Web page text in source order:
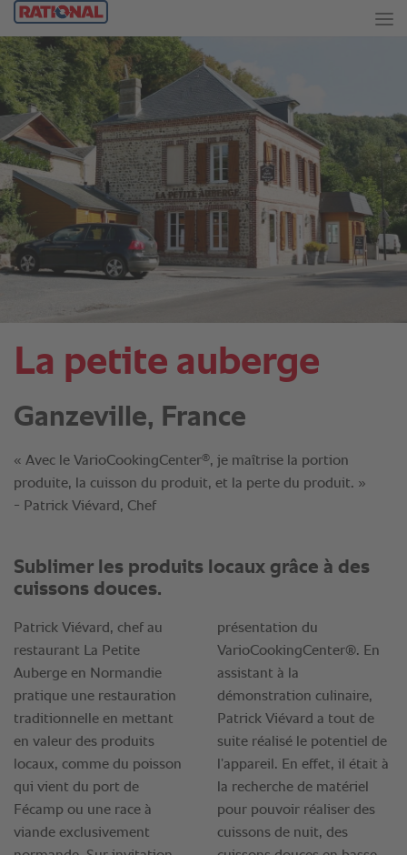
La petite auberge
Ganzeville, France
« Avec le VarioCookingCenter®, je maîtrise la portion
produite, la cuisson du produit, et la perte du produit. »
- Patrick Viévard, Chef